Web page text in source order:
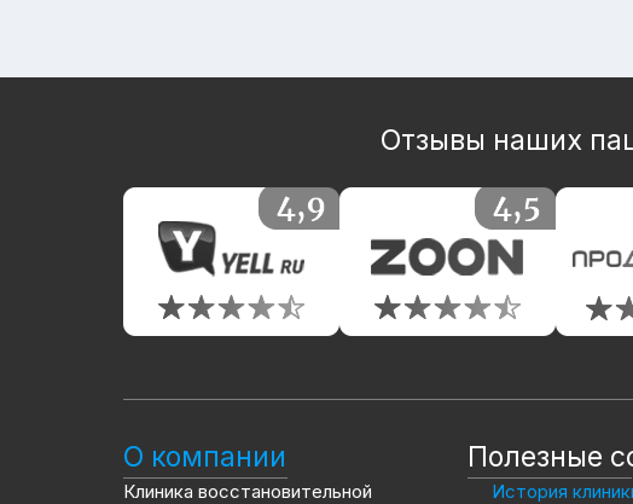
Отзывы наших
О компании
Клиника восстановительной
Полезные
История